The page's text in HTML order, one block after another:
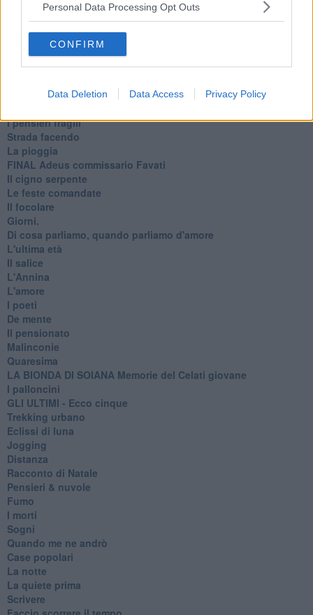
Personal Data Processing Opt Outs
CONFIRM
Data Deletion Data Access Privacy Policy
Primavera
Elogio dell'ombra
Pensieri
Mono logo
Settembre
​Scilla & Cariddi, un sogno di mezza estate
I pensieri fragili
Strada facendo
La pioggia
FINAL Adeus commissario Favati
Il cigno serpente
Le feste comandate
Il focolare
Giorni.
Di cosa parliamo, quando parliamo d'amore
L'ultima età
Il salice
L'Annina
L'amore
I poeti
De mente
Il pensionato
Malinconie
Quaresima
LA BIONDA DI SOIANA Memorie del Celati giovane
I palloncini
GLI ULTIMI - Ecco cinque
Trekking urbano
Eclissi di luna
Jogging
Distanza
Racconto di Natale
Pensieri & nuvole
Fumo
I morti
Sogni
Quando me ne andrò
Case popolari
La notte
La quiete prima
Scrivere